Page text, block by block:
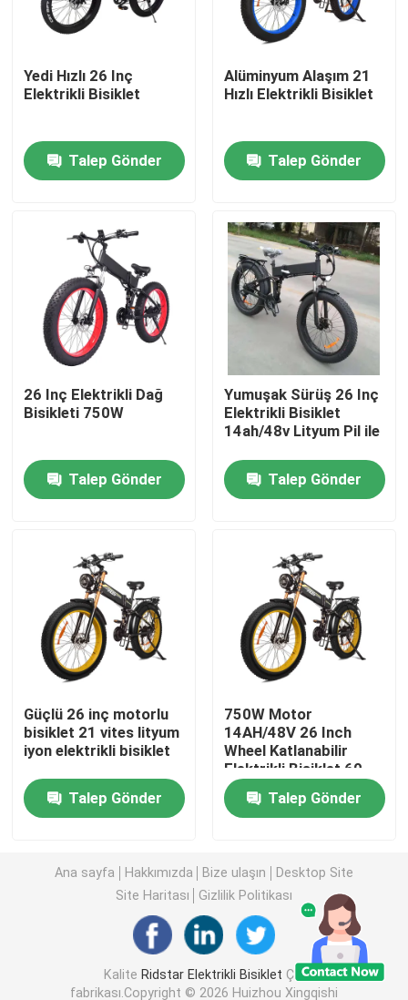
videolar
Hakkımızda
Fabrika turu
Kalite kontrol
Bir teklif isteği
Ridstar Elektrikli Bisiklet
Elektrikli Şehir Bisikletleri
Şişman lastik elektrikli dağ bisikleti
Katlanabilir Elektrikli Dağ Bisikleti
Off Road Fat Tire Elektrikli Bisiklet
Kadınlar için yağ lastiği elektrikli bisiklet
Erkekler için yağ lastiği elektrikli bisiklet
20 inçlik elektrikli bisiklet
Yedi Hızlı 26 Inç
Elektrikli Bisiklet
Talep Gönder
Alüminyum Alaşım 21
Hızlı Elektrikli Bisiklet
Talep Gönder
26 Inç Elektrikli Dağ
Bisikleti 750W
Talep Gönder
Yumuşak Sürüş 26 Inç
Elektrikli Bisiklet
14ah/48v Lityum Pil ile
Talep Gönder
Güçlü 26 inç motorlu
bisiklet 21 vites lityum
iyon elektrikli bisiklet
Talep Gönder
750W Motor
14AH/48V 26 Inch
Wheel Katlanabilir
Elektrikli Bisiklet 60-
90km
Talep Gönder
Ana sayfa Hakkımızda Bize ulaşın
Desktop Site
Site Haritası
Gizlilik Politikası
Kalite Ridstar Elektrikli Bisiklet Çin
fabrikası.Copyright © 2026 Huizhou Xingqishi